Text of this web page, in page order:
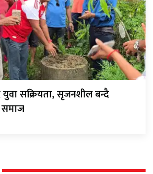
युवा सक्रियता, सृजनशील बन्दै